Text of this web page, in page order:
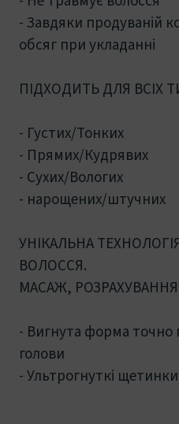
- Завдяки продуваній
обсяг при укладанні
ПІДХОДИТЬ ДЛЯ ВСІХ
- Густих/Тонких
- Прямих/Кудрявих
- Сухих/Вологих
- нарощених/штучних
УНІКАЛЬНА
ВОЛОССЯ.
МАСАЖ,
- Вигнута форма
голови
- Ультрогнуткі щетинки